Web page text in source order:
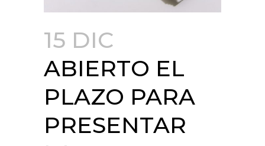
15 DIC
ABIERTO EL
PLAZO PARA
PRESENTAR